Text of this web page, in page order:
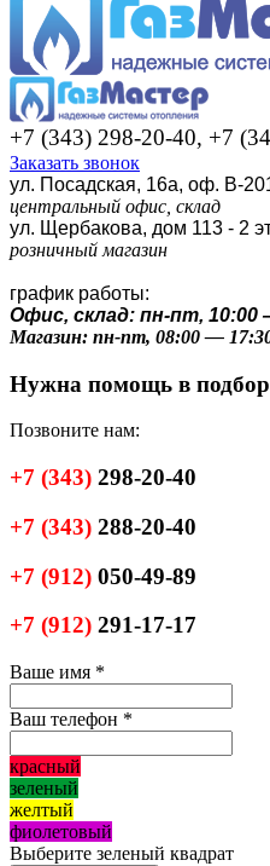
+7 (343) 298-20-40, +7
Заказать звонок
ул. Посадская, 16а, оф. В-
центральный офис, склад
ул. Щербакова, дом 113 - 2
розничный магазин
график работы:
Офис, склад: пн-пт, 10:00
Магазин: пн-пт, 08:00 —
Нужна помощь в
Позвоните нам:
+7 (343) 298-20-40
+7 (343) 288-20-40
+7 (912) 050-49-89
+7 (912) 291-17-17
Ваше имя *
Ваш телефон *
красный
зеленый
желтый
фиолетовый
Выберите зеленый квадрат